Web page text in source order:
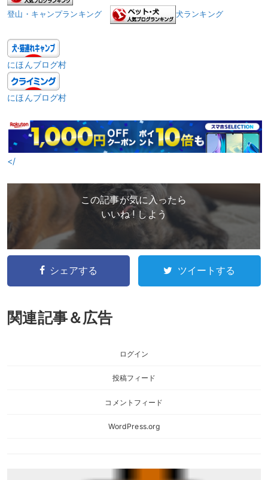
登山・キャンプランキング 犬ランキング
にほんブログ村
にほんブログ村
</
この記事が気に入ったら
いいね ! しよう
シェアする ツイートする
関連記事＆広告
ログイン
投稿フィード
コメントフィード
WordPress.org